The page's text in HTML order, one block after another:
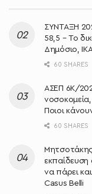
ΣΥΝΤΑΞΗ
58,5 – Το
Δημόσιο,
60 SHARES
ΑΣΕΠ 6Κ/
Ποιοι
60 SHARES
εκπαίδευση
να πάρει
Casus Belli